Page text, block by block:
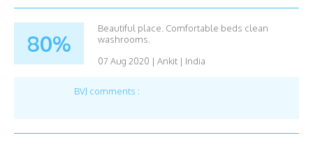
80%
Beautiful place. Comfortable beds clean
washrooms.
07 Aug 2020 | Ankit | India
BVJ comments :